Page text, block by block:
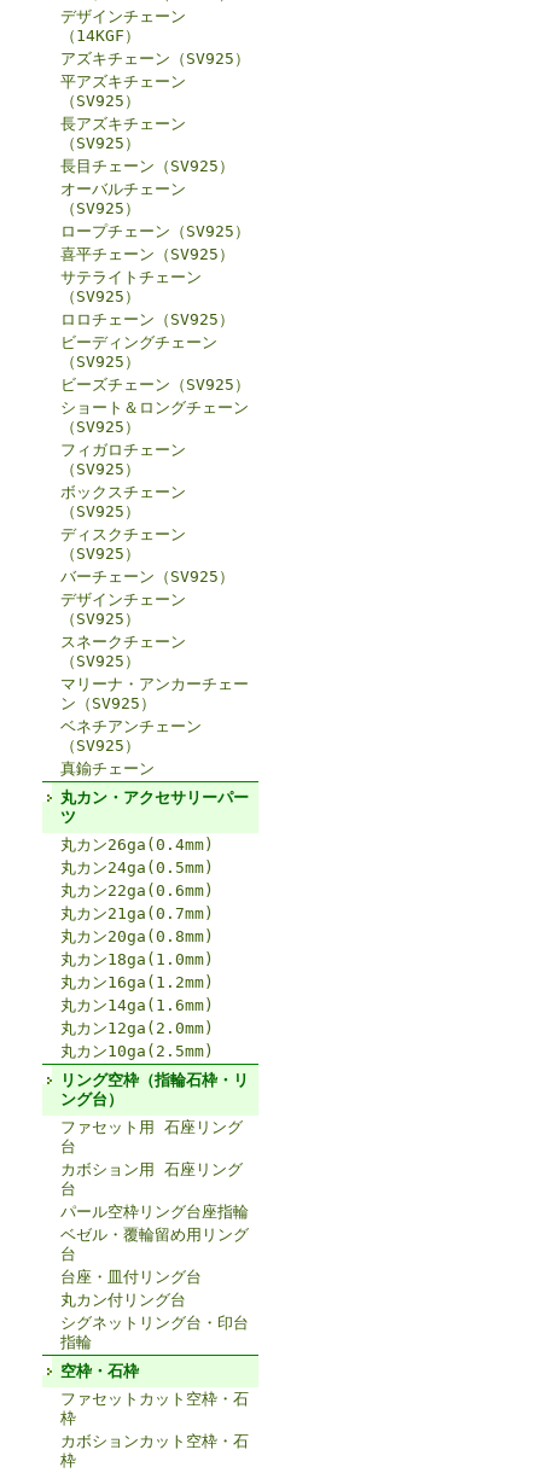
デザインチェーン
（14KGF）
アズキチェーン（SV925）
平アズキチェーン
（SV925）
長アズキチェーン
（SV925）
長目チェーン（SV925）
オーバルチェーン
（SV925）
ロープチェーン（SV925）
喜平チェーン（SV925）
サテライトチェーン
（SV925）
ロロチェーン（SV925）
ビーディングチェーン
（SV925）
ビーズチェーン（SV925）
ショート＆ロングチェーン
（SV925）
フィガロチェーン
（SV925）
ボックスチェーン
（SV925）
ディスクチェーン
（SV925）
バーチェーン（SV925）
デザインチェーン
（SV925）
スネークチェーン
（SV925）
マリーナ・アンカーチェー
ン（SV925）
ベネチアンチェーン
（SV925）
真鍮チェーン
丸カン・アクセサリーパー
ツ
丸カン26ga(0.4mm)
丸カン24ga(0.5mm)
丸カン22ga(0.6mm)
丸カン21ga(0.7mm)
丸カン20ga(0.8mm)
丸カン18ga(1.0mm)
丸カン16ga(1.2mm)
丸カン14ga(1.6mm)
丸カン12ga(2.0mm)
丸カン10ga(2.5mm)
リング空枠（指輪石枠・リ
ング台）
ファセット用 石座リング
台
カボション用 石座リング
台
パール空枠リング台座指輪
ベゼル・覆輪留め用リング
台
台座・皿付リング台
丸カン付リング台
シグネットリング台・印台
指輪
空枠・石枠
ファセットカット空枠・石
枠
カボションカット空枠・石
枠